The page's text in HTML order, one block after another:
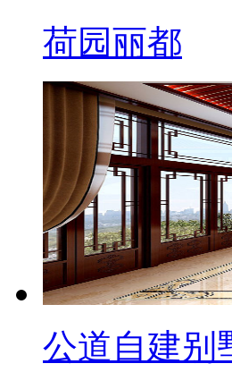
荷园丽都
公道自建别